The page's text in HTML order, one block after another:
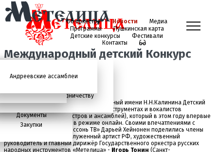
Об оркестре
История
Документы
Закупки
Новости
Анонсы
Медиа
Фото
Программы
Школьный абонемент
Приглашаем к сотрудничеству
Пушкинская карта
Детские конкурсы
2026 год
Фестивали
Андреевские ассамблеи
Контакты
Международный детский Конкурс
Завершил свою работу ХV Международный имени Н.Н.Калинина Детский
конкурс исполнителей на народных инструментах и вокалистов
«Метелица» (среди оркестров и ансамблей), который в этом году впервые
в своей истории прошёл в режиме онлайн. Своими впечатлениями с
ведущей Телестудии «Россонь ТВ» Дарьей Хейнонен поделились члены
жюри: предсдатель - заслуженный артист РФ, художественный
руководитель и главный дирижёр Государственного оркестра русских
народных инструментов «Метелица» - Игорь Тонин (Санкт-